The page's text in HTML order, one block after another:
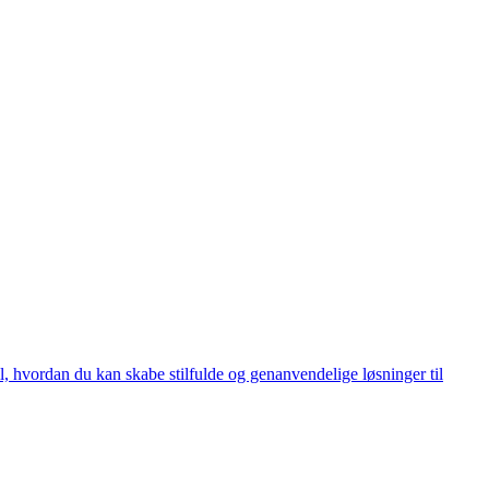
du kan skabe stilfulde og genanvendelige løsninger til